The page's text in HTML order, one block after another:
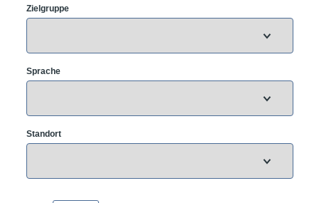
Zielgruppe
Sprache
Standort